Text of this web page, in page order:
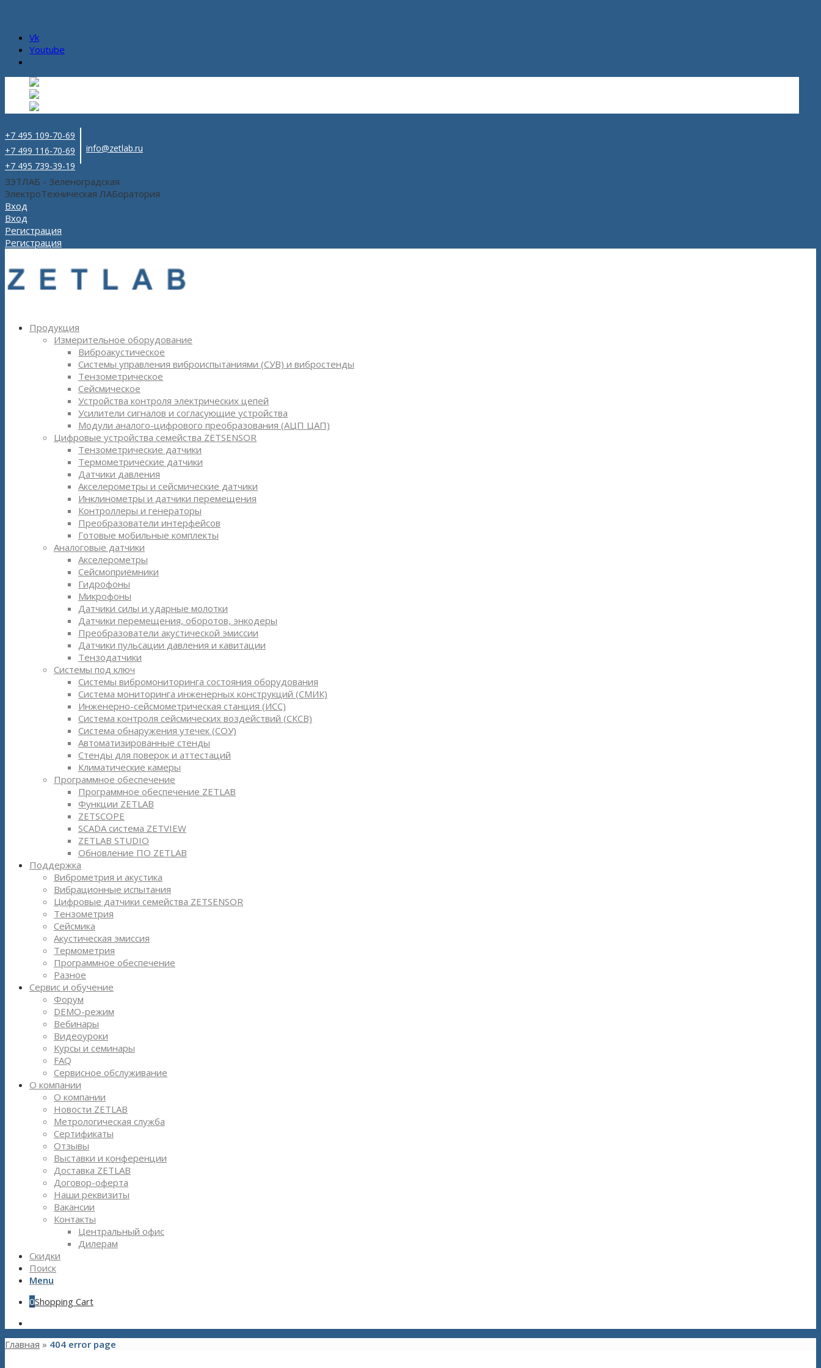
Vk
Youtube
+7 495 109-70-69
+7 499 116-70-69
+7 495 739-39-19
info@zetlab.ru
ЗЭТЛАБ - Зеленоградская
ЭлектроТехническая ЛАБоратория
Вход
Вход
Регистрация
Регистрация
Продукция
Измерительное оборудование
Виброакустическое
Системы управления виброиспытаниями (СУВ) и вибростенды
Тензометрическое
Сейсмическое
Устройства контроля электрических цепей
Усилители сигналов и согласующие устройства
Модули аналого-цифрового преобразования (АЦП ЦАП)
Цифровые устройства семейства ZETSENSOR
Тензометрические датчики
Термометрические датчики
Датчики давления
Акселерометры и сейсмические датчики
Инклинометры и датчики перемещения
Контроллеры и генераторы
Преобразователи интерфейсов
Готовые мобильные комплекты
Аналоговые датчики
Акселерометры
Сейсмоприёмники
Гидрофоны
Микрофоны
Датчики силы и ударные молотки
Датчики перемещения, оборотов, энкодеры
Преобразователи акустической эмиссии
Датчики пульсации давления и кавитации
Тензодатчики
Системы под ключ
Системы вибромониторинга состояния оборудования
Система мониторинга инженерных конструкций (СМИК)
Инженерно-сейсмометрическая станция (ИСС)
Система контроля сейсмических воздействий (СКСВ)
Система обнаружения утечек (СОУ)
Автоматизированные стенды
Стенды для поверок и аттестаций
Климатические камеры
Программное обеспечение
Программное обеспечение ZETLAB
Функции ZETLAB
ZETSCOPE
SCADA система ZETVIEW
ZETLAB STUDIO
Обновление ПО ZETLAB
Поддержка
Виброметрия и акустика
Вибрационные испытания
Цифровые датчики семейства ZETSENSOR
Тензометрия
Сейсмика
Акустическая эмиссия
Термометрия
Программное обеспечение
Разное
Сервис и обучение
Форум
DEMO-режим
Вебинары
Видеоуроки
Курсы и семинары
FAQ
Сервисное обслуживание
О компании
О компании
Новости ZETLAB
Метрологическая служба
Сертификаты
Отзывы
Выставки и конференции
Доставка ZETLAB
Договор-оферта
Наши реквизиты
Вакансии
Контакты
Центральный офис
Дилерам
Скидки
Поиск
Menu
0Shopping Cart
Главная » 404 error page